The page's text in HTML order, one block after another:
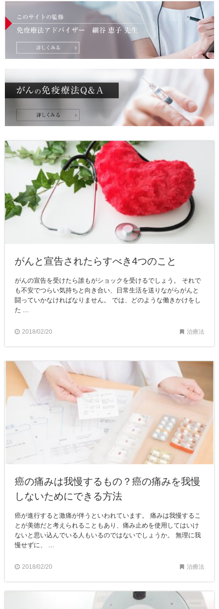
がんと宣告されたらすべき4つのこと
がんの宣告を受けたら誰もがショックを受けるでしょう。 それで
も不安でつらい気持ちと向き合い、日常生活を送りながらがんと
闘っていかなければなりません。 では、どのような働きかけをし
た ...
2018/02/20 治療法
癌の痛みは我慢するもの？癌の痛みを我慢
しないためにできる方法
癌が進行すると激痛が伴うといわれています。 痛みは我慢するこ
とが美徳だと考えられることもあり、痛み止めを使用してはいけ
ないと思い込んでいる人もいるのではないでしょうか。 無理に我
慢せずに、 ...
2018/02/20 治療法